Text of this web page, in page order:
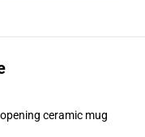
ceramic mug